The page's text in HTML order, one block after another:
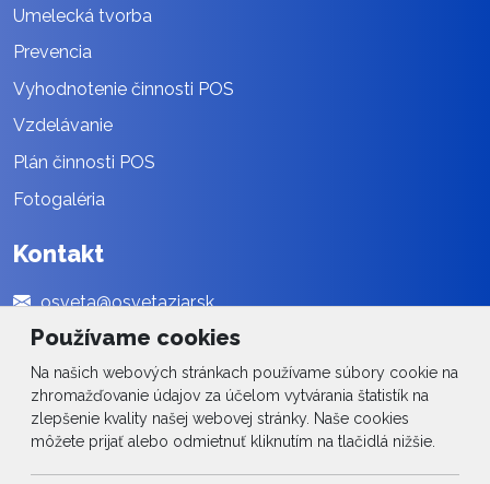
Používame cookies
Na našich webových stránkach používame súbory cookie na
zhromažďovanie údajov za účelom vytvárania štatistík na
zlepšenie kvality našej webovej stránky. Naše cookies
môžete prijať alebo odmietnuť kliknutím na tlačidlá nižšie.
Umelecká tvorba
Prevencia
Vyhodnotenie činnosti POS
Vzdelávanie
Plán činnosti POS
Fotogaléria
Kontakt
osveta@osvetaziar.sk
045 / 678 13 01
Social
Facebook